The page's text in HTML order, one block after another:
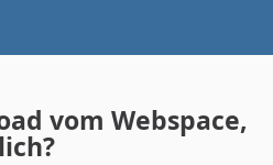
vom Webspace,